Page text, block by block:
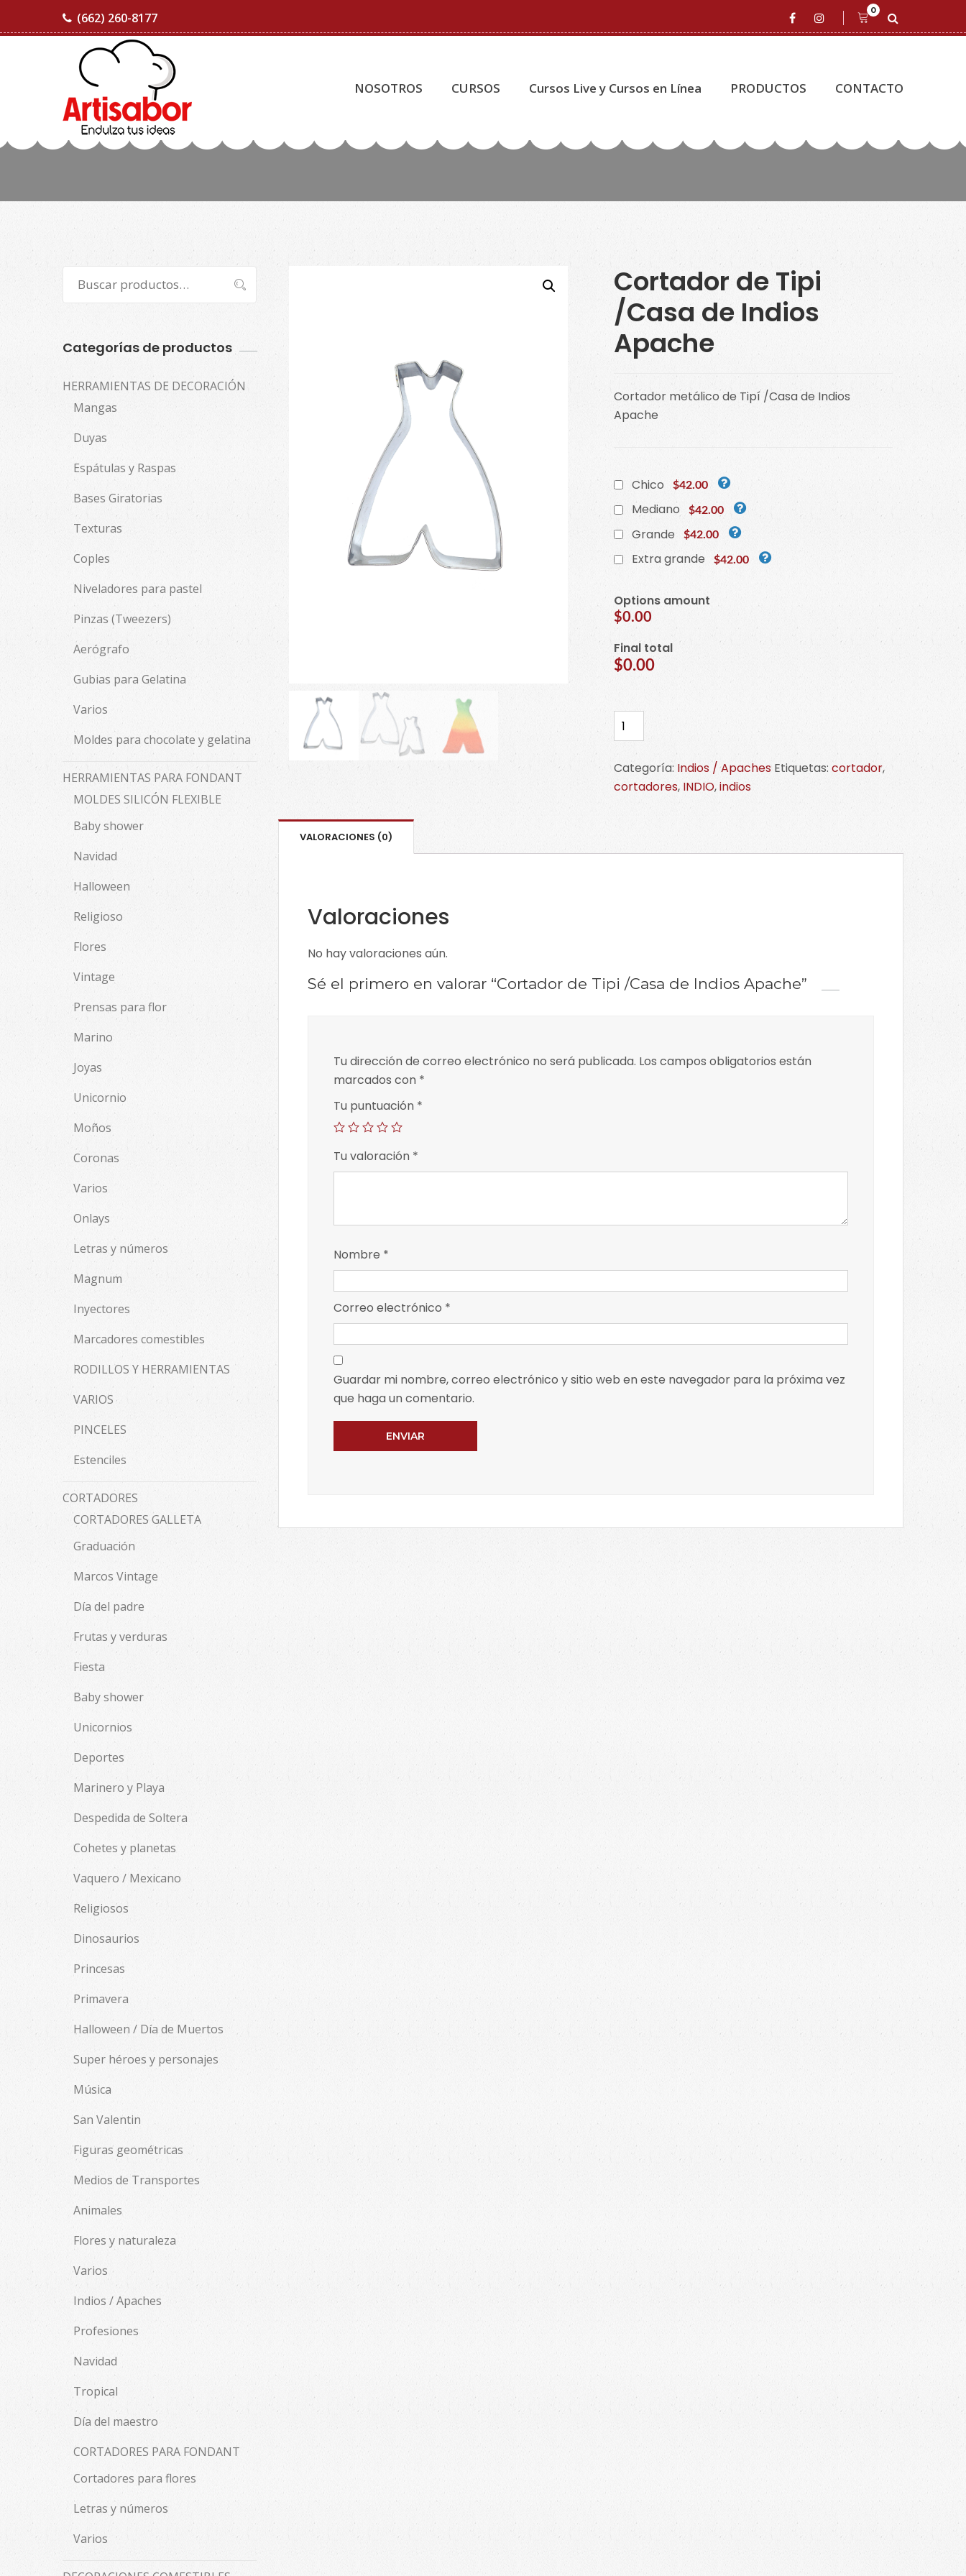
(662) 260-8177 0
NOSOTROS CURSOS Cursos Live y Cursos en Línea PRODUCTOS CONTACTO
Cortador de Tipi
/Casa de Indios
Apache
Cortador metálico de Tipí /Casa de Indios
Apache
Chico $42.00
Mediano $42.00
Grande $42.00
Extra grande $42.00
Options amount
$0.00
Final total
$0.00
Cortador
de
/Casa
de
cantidad
Categoría: Indios / Apaches Etiquetas:cortador,
cortadores, INDIO,indios
VALORACIONES (0)
Valoraciones
No hay valoraciones aún.
Sé el primero en valorar “Cortador de Tipi /Casa de Indios Apache”
Tu dirección de correo electrónico no será publicada. Los campos obligatorios están
marcados con *
Tu puntuación *
Tu valoración *
Nombre *
Correo electrónico *
Guardar mi nombre, correo electrónico y sitio web en este navegador para la próxima vez
que haga un comentario.
por:
Buscar
Categorías de productos
HERRAMIENTAS DE DECORACIÓN
Mangas
Duyas
Espátulas y Raspas
Bases Giratorias
Texturas
Coples
Niveladores para pastel
Pinzas (Tweezers)
Aerógrafo
Gubias para Gelatina
Varios
Moldes para chocolate y gelatina
HERRAMIENTAS PARA FONDANT
MOLDES SILICÓN FLEXIBLE
Baby shower
Navidad
Halloween
Religioso
Flores
Vintage
Prensas para flor
Marino
Joyas
Unicornio
Moños
Coronas
Varios
Onlays
Letras y números
Magnum
Inyectores
Marcadores comestibles
RODILLOS Y HERRAMIENTAS
VARIOS
PINCELES
Estenciles
CORTADORES
CORTADORES GALLETA
Graduación
Marcos Vintage
Día del padre
Frutas y verduras
Fiesta
Baby shower
Unicornios
Deportes
Marinero y Playa
Despedida de Soltera
Cohetes y planetas
Vaquero / Mexicano
Religiosos
Dinosaurios
Princesas
Primavera
Halloween / Día de Muertos
Super héroes y personajes
Música
San Valentin
Figuras geométricas
Medios de Transportes
Animales
Flores y naturaleza
Varios
Indios / Apaches
Profesiones
Navidad
Tropical
Día del maestro
CORTADORES PARA FONDANT
Cortadores para flores
Letras y números
Varios